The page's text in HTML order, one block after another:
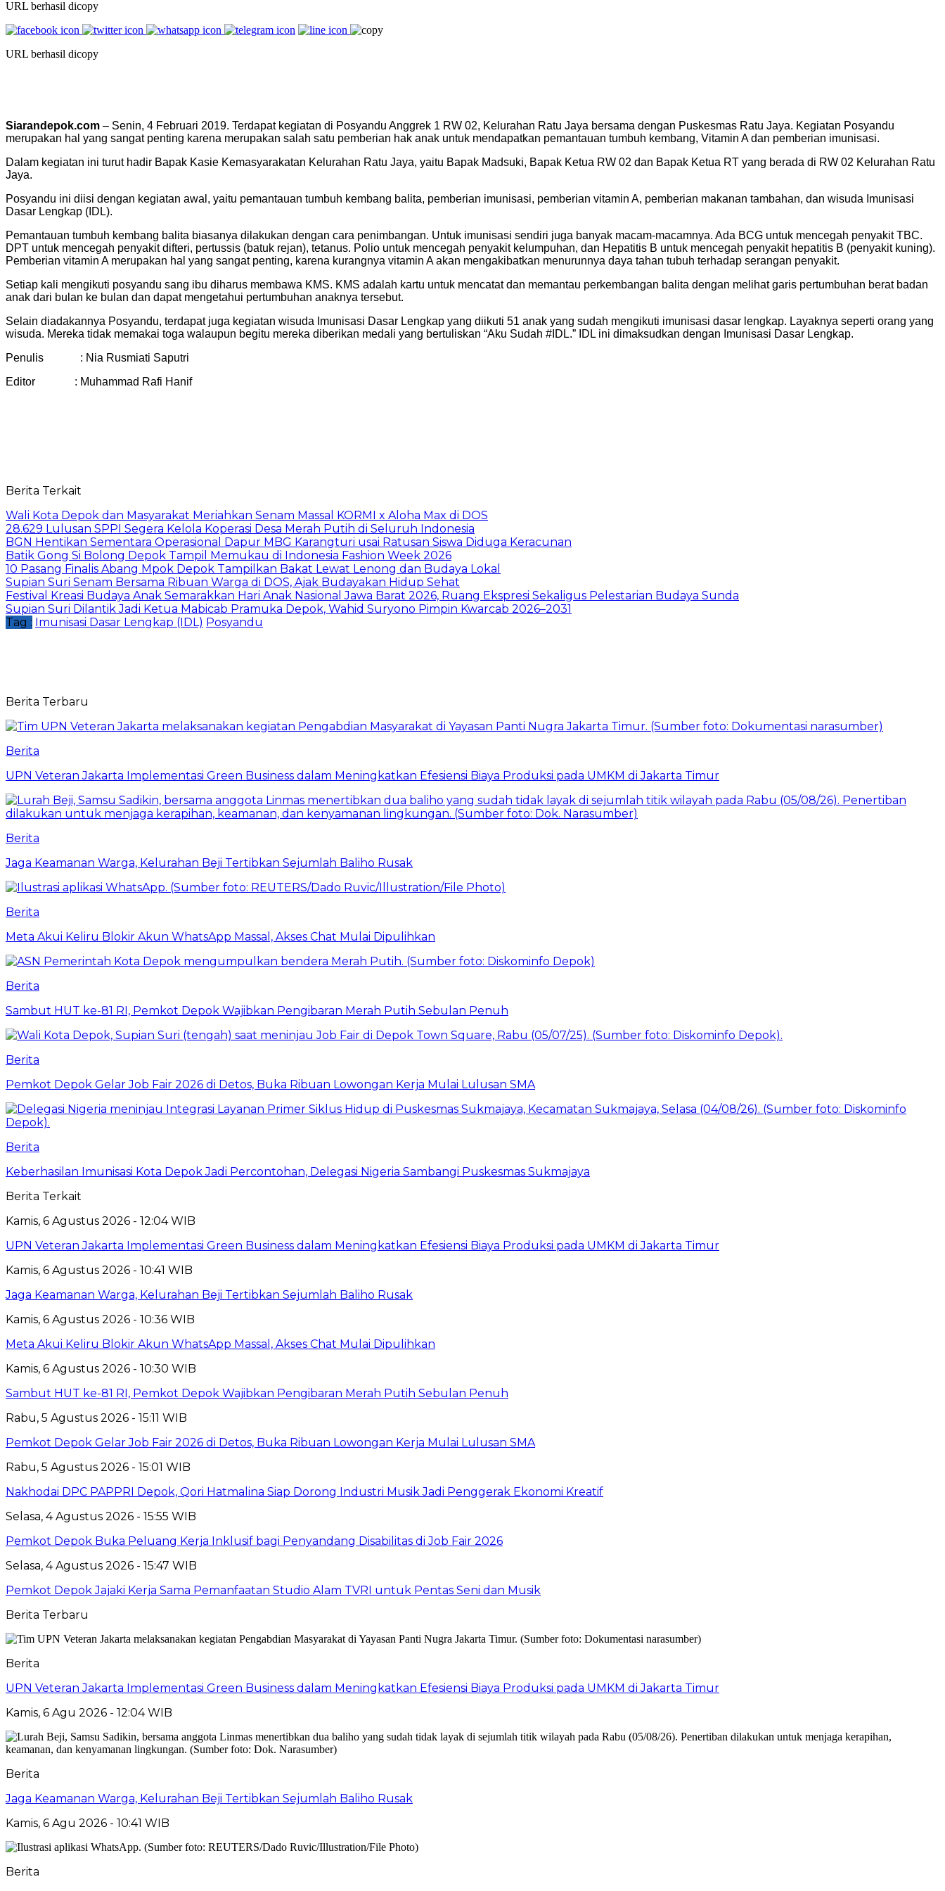
URL berhasil dicopy
URL berhasil dicopy
Siarandepok.com – Senin, 4 Februari 2019. Terdapat kegiatan di Posyandu Anggrek 1 RW 02, Kelurahan Ratu Jaya bersama dengan Puskesmas Ratu Jaya. Kegiatan Posyandu
merupakan hal yang sangat penting karena merupakan salah satu pemberian hak anak untuk mendapatkan pemantauan tumbuh kembang, Vitamin A dan pemberian imunisasi.
Dalam kegiatan ini turut hadir Bapak Kasie Kemasyarakatan Kelurahan Ratu Jaya, yaitu Bapak Madsuki, Bapak Ketua RW 02 dan Bapak Ketua RT yang berada di RW 02 Kelurahan Ratu
Jaya.
Posyandu ini diisi dengan kegiatan awal, yaitu pemantauan tumbuh kembang balita, pemberian imunisasi, pemberian vitamin A, pemberian makanan tambahan, dan wisuda Imunisasi
Dasar Lengkap (IDL).
Pemantauan tumbuh kembang balita biasanya dilakukan dengan cara penimbangan. Untuk imunisasi sendiri juga banyak macam-macamnya. Ada BCG untuk mencegah penyakit TBC.
DPT untuk mencegah penyakit difteri, pertussis (batuk rejan), tetanus. Polio untuk mencegah penyakit kelumpuhan, dan Hepatitis B untuk mencegah penyakit hepatitis B (penyakit kuning).
Pemberian vitamin A merupakan hal yang sangat penting, karena kurangnya vitamin A akan mengakibatkan menurunnya daya tahan tubuh terhadap serangan penyakit.
Setiap kali mengikuti posyandu sang ibu diharus membawa KMS. KMS adalah kartu untuk mencatat dan memantau perkembangan balita dengan melihat garis pertumbuhan berat badan
anak dari bulan ke bulan dan dapat mengetahui pertumbuhan anaknya tersebut.
Selain diadakannya Posyandu, terdapat juga kegiatan wisuda Imunisasi Dasar Lengkap yang diikuti 51 anak yang sudah mengikuti imunisasi dasar lengkap. Layaknya seperti orang yang
wisuda. Mereka tidak memakai toga walaupun begitu mereka diberikan medali yang bertuliskan “Aku Sudah #IDL.” IDL ini dimaksudkan dengan Imunisasi Dasar Lengkap.
Penulis : Nia Rusmiati Saputri
Editor : Muhammad Rafi Hanif
Berita Terkait
Wali Kota Depok dan Masyarakat Meriahkan Senam Massal KORMI x Aloha Max di DOS
28.629 Lulusan SPPI Segera Kelola Koperasi Desa Merah Putih di Seluruh Indonesia
BGN Hentikan Sementara Operasional Dapur MBG Karangturi usai Ratusan Siswa Diduga Keracunan
Batik Gong Si Bolong Depok Tampil Memukau di Indonesia Fashion Week 2026
10 Pasang Finalis Abang Mpok Depok Tampilkan Bakat Lewat Lenong dan Budaya Lokal
Supian Suri Senam Bersama Ribuan Warga di DOS, Ajak Budayakan Hidup Sehat
Festival Kreasi Budaya Anak Semarakkan Hari Anak Nasional Jawa Barat 2026, Ruang Ekspresi Sekaligus Pelestarian Budaya Sunda
Supian Suri Dilantik Jadi Ketua Mabicab Pramuka Depok, Wahid Suryono Pimpin Kwarcab 2026–2031
Tag : Imunisasi Dasar Lengkap (IDL) Posyandu
Berita Terbaru
Berita
UPN Veteran Jakarta Implementasi Green Business dalam Meningkatkan Efesiensi Biaya Produksi pada UMKM di Jakarta Timur
Berita
Jaga Keamanan Warga, Kelurahan Beji Tertibkan Sejumlah Baliho Rusak
Berita
Meta Akui Keliru Blokir Akun WhatsApp Massal, Akses Chat Mulai Dipulihkan
Berita
Sambut HUT ke-81 RI, Pemkot Depok Wajibkan Pengibaran Merah Putih Sebulan Penuh
Berita
Pemkot Depok Gelar Job Fair 2026 di Detos, Buka Ribuan Lowongan Kerja Mulai Lulusan SMA
Berita
Keberhasilan Imunisasi Kota Depok Jadi Percontohan, Delegasi Nigeria Sambangi Puskesmas Sukmajaya
Berita Terkait
Kamis, 6 Agustus 2026 - 12:04 WIB
UPN Veteran Jakarta Implementasi Green Business dalam Meningkatkan Efesiensi Biaya Produksi pada UMKM di Jakarta Timur
Kamis, 6 Agustus 2026 - 10:41 WIB
Jaga Keamanan Warga, Kelurahan Beji Tertibkan Sejumlah Baliho Rusak
Kamis, 6 Agustus 2026 - 10:36 WIB
Meta Akui Keliru Blokir Akun WhatsApp Massal, Akses Chat Mulai Dipulihkan
Kamis, 6 Agustus 2026 - 10:30 WIB
Sambut HUT ke-81 RI, Pemkot Depok Wajibkan Pengibaran Merah Putih Sebulan Penuh
Rabu, 5 Agustus 2026 - 15:11 WIB
Pemkot Depok Gelar Job Fair 2026 di Detos, Buka Ribuan Lowongan Kerja Mulai Lulusan SMA
Rabu, 5 Agustus 2026 - 15:01 WIB
Nakhodai DPC PAPPRI Depok, Qori Hatmalina Siap Dorong Industri Musik Jadi Penggerak Ekonomi Kreatif
Selasa, 4 Agustus 2026 - 15:55 WIB
Pemkot Depok Buka Peluang Kerja Inklusif bagi Penyandang Disabilitas di Job Fair 2026
Selasa, 4 Agustus 2026 - 15:47 WIB
Pemkot Depok Jajaki Kerja Sama Pemanfaatan Studio Alam TVRI untuk Pentas Seni dan Musik
Berita Terbaru
Berita
UPN Veteran Jakarta Implementasi Green Business dalam Meningkatkan Efesiensi Biaya Produksi pada UMKM di Jakarta Timur
Kamis, 6 Agu 2026 - 12:04 WIB
Berita
Jaga Keamanan Warga, Kelurahan Beji Tertibkan Sejumlah Baliho Rusak
Kamis, 6 Agu 2026 - 10:41 WIB
Berita